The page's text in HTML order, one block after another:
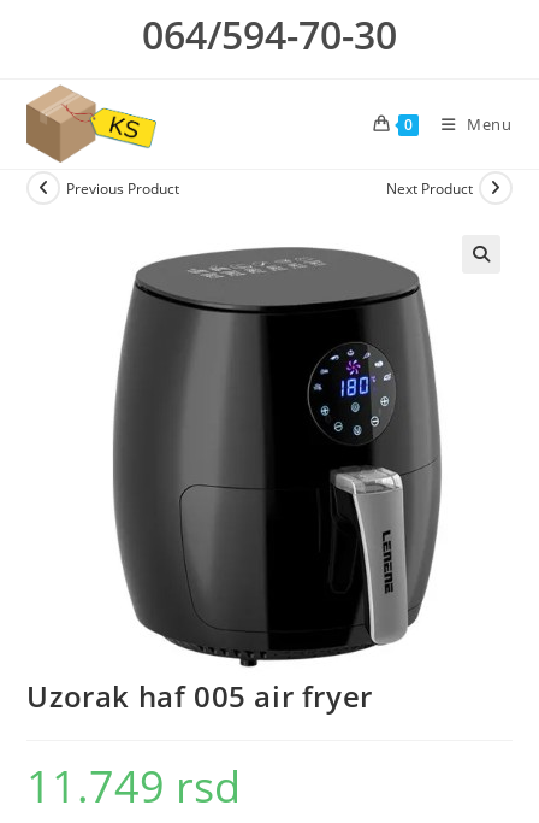
064/594-70-30
0 Menu
Previous Product Next Product
Uzorak haf 005 air fryer
11.749 rsd